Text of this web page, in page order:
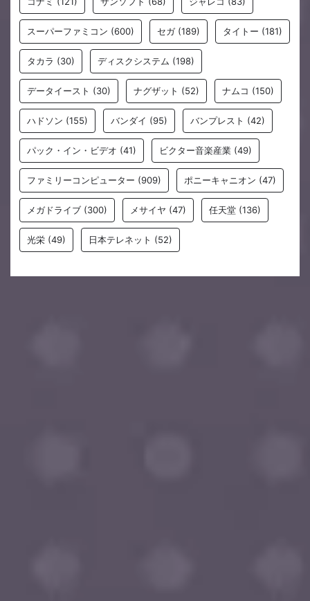
スーパーファミコン (600) セガ(189) タイトー (181)
タカラ (30) ディスクシステム (198)
データイースト (30) ナグザット (52) ナムコ (150)
ハドソン (155) バンダイ (95) バンプレスト (42)
パック・イン・ビデオ (41) ビクター音楽産業 (49)
ファミリーコンピューター (909) ポニーキャニオン (47)
メガドライブ (300) メサイヤ (47) 任天堂 (136)
光栄 (49) 日本テレネット (52)